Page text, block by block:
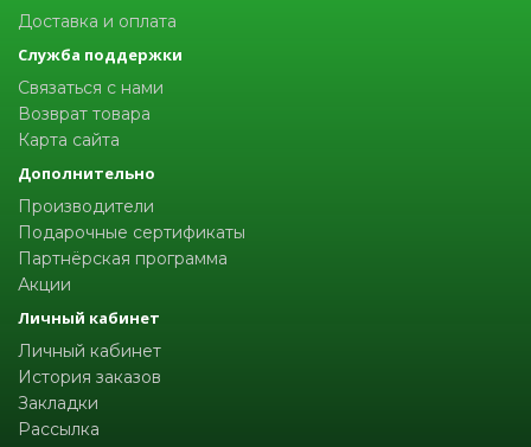
Доставка и оплата
Служба поддержки
Связаться с нами
Возврат товара
Карта сайта
Дополнительно
Производители
Подарочные сертификаты
Партнёрская программа
Акции
Личный кабинет
Личный кабинет
История заказов
Закладки
Рассылка